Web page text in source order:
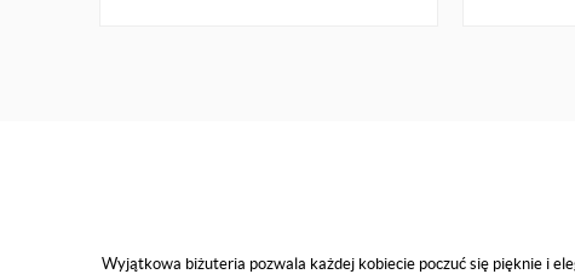
Wyjątkowa biżuteria pozwala każdej kobiecie poczuć się pięknie i